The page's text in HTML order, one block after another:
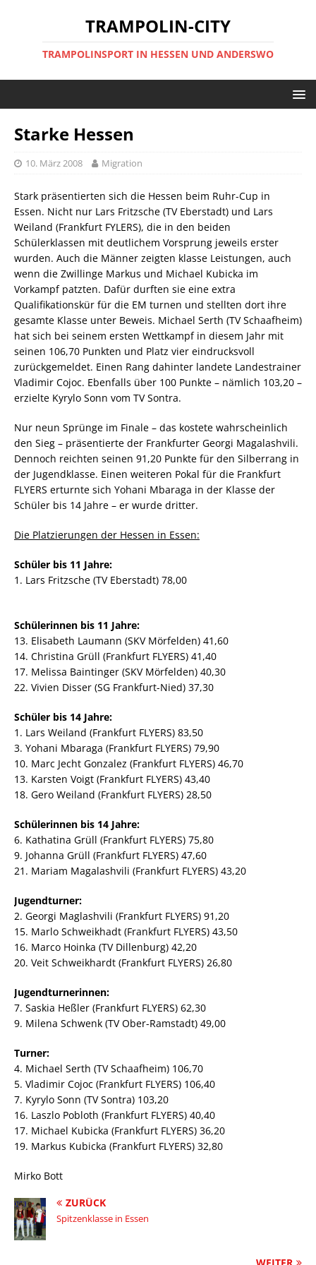
TRAMPOLIN-CITY
TRAMPOLINSPORT IN HESSEN UND ANDERSWO
Starke Hessen
10. März 2008 Migration
Stark präsentierten sich die Hessen beim Ruhr-Cup in
Essen. Nicht nur Lars Fritzsche (TV Eberstadt) und Lars
Weiland (Frankfurt FYLERS), die in den beiden
Schülerklassen mit deutlichem Vorsprung jeweils erster
wurden. Auch die Männer zeigten klasse Leistungen, auch
wenn die Zwillinge Markus und Michael Kubicka im
Vorkampf patzten. Dafür durften sie eine extra
Qualifikationskür für die EM turnen und stellten dort ihre
gesamte Klasse unter Beweis. Michael Serth (TV Schaafheim)
hat sich bei seinem ersten Wettkampf in diesem Jahr mit
seinen 106,70 Punkten und Platz vier eindrucksvoll
zurückgemeldet. Einen Rang dahinter landete Landestrainer
Vladimir Cojoc. Ebenfalls über 100 Punkte – nämlich 103,20 –
erzielte Kyrylo Sonn vom TV Sontra.
Nur neun Sprünge im Finale – das kostete wahrscheinlich
den Sieg – präsentierte der Frankfurter Georgi Magalashvili.
Dennoch reichten seinen 91,20 Punkte für den Silberrang in
der Jugendklasse. Einen weiteren Pokal für die Frankfurt
FLYERS erturnte sich Yohani Mbaraga in der Klasse der
Schüler bis 14 Jahre – er wurde dritter.
Die Platzierungen der Hessen in Essen:
Schüler bis 11 Jahre:
1. Lars Fritzsche (TV Eberstadt) 78,00
Schülerinnen bis 11 Jahre:
13. Elisabeth Laumann (SKV Mörfelden) 41,60
14. Christina Grüll (Frankfurt FLYERS) 41,40
17. Melissa Baintinger (SKV Mörfelden) 40,30
22. Vivien Disser (SG Frankfurt-Nied) 37,30
Schüler bis 14 Jahre:
1. Lars Weiland (Frankfurt FLYERS) 83,50
3. Yohani Mbaraga (Frankfurt FLYERS) 79,90
10. Marc Jecht Gonzalez (Frankfurt FLYERS) 46,70
13. Karsten Voigt (Frankfurt FLYERS) 43,40
18. Gero Weiland (Frankfurt FLYERS) 28,50
Schülerinnen bis 14 Jahre:
6. Kathatina Grüll (Frankfurt FLYERS) 75,80
9. Johanna Grüll (Frankfurt FLYERS) 47,60
21. Mariam Magalashvili (Frankfurt FLYERS) 43,20
Jugendturner:
2. Georgi Maglashvili (Frankfurt FLYERS) 91,20
15. Marlo Schweikhadt (Frankfurt FLYERS) 43,50
16. Marco Hoinka (TV Dillenburg) 42,20
20. Veit Schweikhardt (Frankfurt FLYERS) 26,80
Jugendturnerinnen:
7. Saskia Heßler (Frankfurt FLYERS) 62,30
9. Milena Schwenk (TV Ober-Ramstadt) 49,00
Turner:
4. Michael Serth (TV Schaafheim) 106,70
5. Vladimir Cojoc (Frankfurt FLYERS) 106,40
7. Kyrylo Sonn (TV Sontra) 103,20
16. Laszlo Pobloth (Frankfurt FLYERS) 40,40
17. Michael Kubicka (Frankfurt FLYERS) 36,20
19. Markus Kubicka (Frankfurt FLYERS) 32,80
Mirko Bott
ZURÜCK
Spitzenklasse in Essen